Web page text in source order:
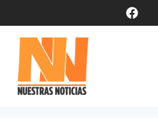
contenido